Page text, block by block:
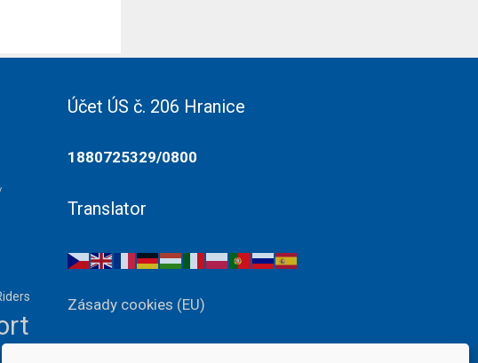
Účet ÚS č. 206 Hranice
1880725329/0800
Translator
Zásady cookies (EU)